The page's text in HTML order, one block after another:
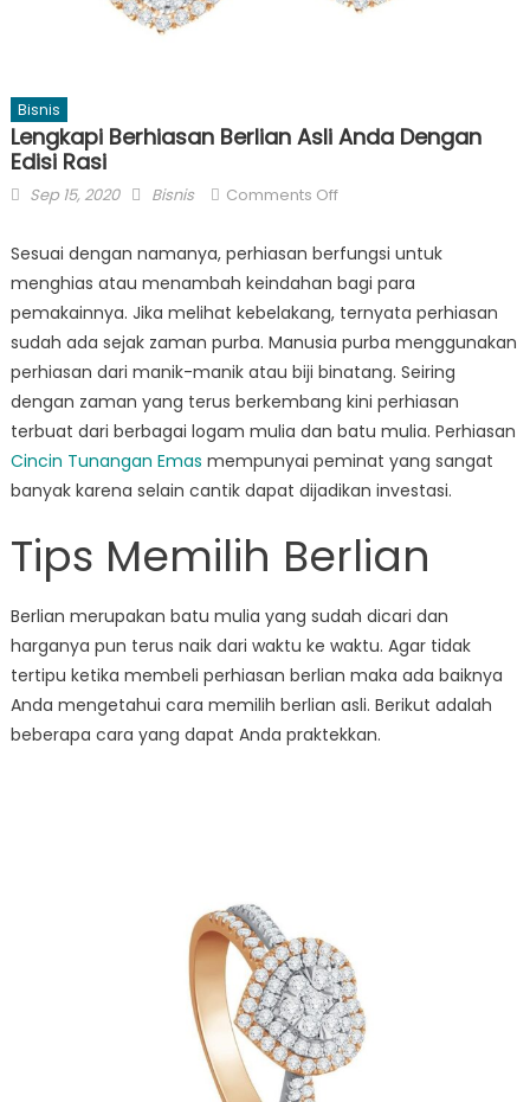
Bisnis
Lengkapi Berhiasan Berlian Asli Anda Dengan
Edisi Rasi
Posted
Sep 15, 2020 Author
Bisnis Comments Offon
Berhiasan
Berlian
Asli
Anda
Dengan
Edisi
Rasi
Sesuai dengan namanya, perhiasan berfungsi untuk
menghias atau menambah keindahan bagi para
pemakainnya. Jika melihat kebelakang, ternyata perhiasan
sudah ada sejak zaman purba. Manusia purba menggunakan
perhiasan dari manik-manik atau biji binatang. Seiring
dengan zaman yang terus berkembang kini perhiasan
terbuat dari berbagai logam mulia dan batu mulia. Perhiasan
Cincin Tunangan Emas mempunyai peminat yang sangat
banyak karena selain cantik dapat dijadikan investasi.
Tips Memilih Berlian
Berlian merupakan batu mulia yang sudah dicari dan
harganya pun terus naik dari waktu ke waktu. Agar tidak
tertipu ketika membeli perhiasan berlian maka ada baiknya
Anda mengetahui cara memilih berlian asli. Berikut adalah
beberapa cara yang dapat Anda praktekkan.